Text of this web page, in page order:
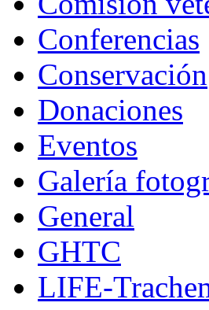
Conferencias
Conservación
Donaciones
Eventos
Galería
General
GHTC
LIFE-